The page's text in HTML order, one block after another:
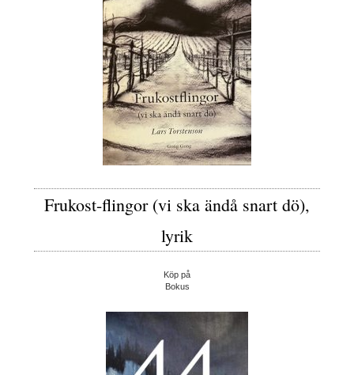
Frukost-flingor (vi ska ändå snart dö),
lyrik
Köp på
Bokus